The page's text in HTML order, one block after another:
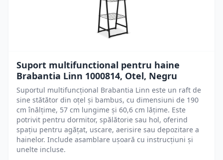
Suport multifunctional pentru haine
Brabantia Linn 1000814, Otel, Negru
Suportul multifuncțional Brabantia Linn este un raft de
sine stătător din oțel și bambus, cu dimensiuni de 190
cm înălțime, 57 cm lungime și 60,6 cm lățime. Este
potrivit pentru dormitor, spălătorie sau hol, oferind
spațiu pentru agățat, uscare, aerisire sau depozitare a
hainelor. Include asamblare ușoară cu instrucțiuni și
unelte incluse.